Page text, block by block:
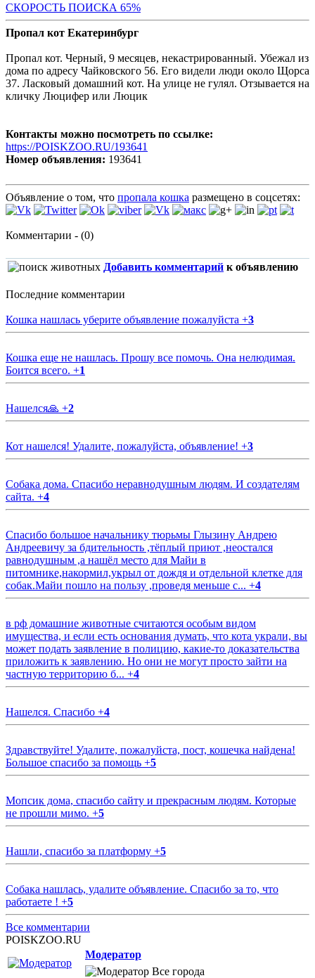
СКОРОСТЬ ПОИСКА 65%
Пропал кот Екатеринбург
Пропал кот. Черный, 9 месяцев, некастрированный. Убежал из
дома по адресу Чайковского 56. Его видели люди около Щорса
37. Ласковый домашний кот. На улице не гулял. Отзывается на
кличку Люцифер или Люцик
Контакты можно посмотреть по ссылке:
https://POISKZOO.RU/193641
Номер объявления: 193641
Объявление о том, что пропала кошка размещено в соцсетях:
Комментарии - (0)
Добавить комментарий к объявлению
Последние комментарии
Кошка нашлась уберите объявление пожалуйста +3
Кошка еще не нашлась. Прошу все помочь. Она нелюдимая.
Боится всего. +1
Нашелся🙏 +2
Кот нашелся! Удалите, пожалуйста, объявление! +3
Собака дома. Спасибо неравнодушным людям. И создателям
сайта. +4
Спасибо большое начальнику тюрьмы Глызину Андрею
Андреевичу за бдительность ,тёплый приют ,неостался
равнодушным ,а нашёл место для Майи в
питомнике,накормил,укрыл от дождя и отдельной клетке для
собак.Майи пошло на пользу ,проведя меньше с... +4
в рф домашние животные считаются особым видом
имущества, и если есть основания думать, что кота украли, вы
может подать заявление в полицию, какие-то доказательства
приложить к заявлению. Но они не могут просто зайти на
частную территорию б... +4
Нашелся. Спасибо +4
Здравствуйте! Удалите, пожалуйста, пост, кошечка найдена!
Большое спасибо за помощь +5
Мопсик дома, спасибо сайту и прекрасным людям. Которые
не прошли мимо. +5
Нашли, спасибо за платформу +5
Собака нашлась, удалите объявление. Спасибо за то, что
работаете ! +5
Все комментарии
POISKZOO.RU
Модератор
Все города